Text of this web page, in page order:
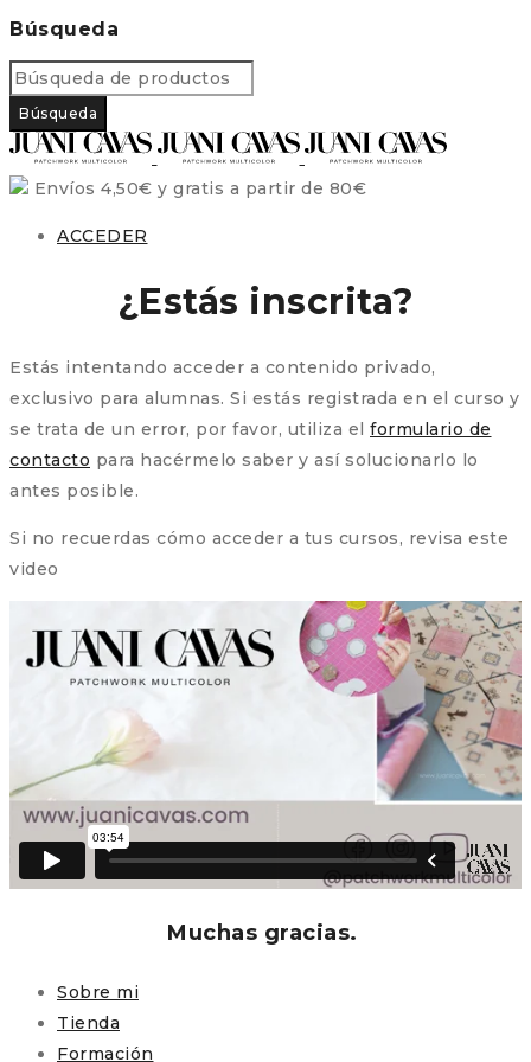
Búsqueda
Envíos 4,50€ y gratis a partir de 80€
ACCEDER
¿Estás inscrita?
Estás intentando acceder a contenido privado,
exclusivo para alumnas. Si estás registrada en el curso y
se trata de un error, por favor, utiliza el formulario de
contacto para hacérmelo saber y así solucionarlo lo
antes posible.
Si no recuerdas cómo acceder a tus cursos, revisa este
video
Muchas gracias.
Sobre mi
Tienda
Formación